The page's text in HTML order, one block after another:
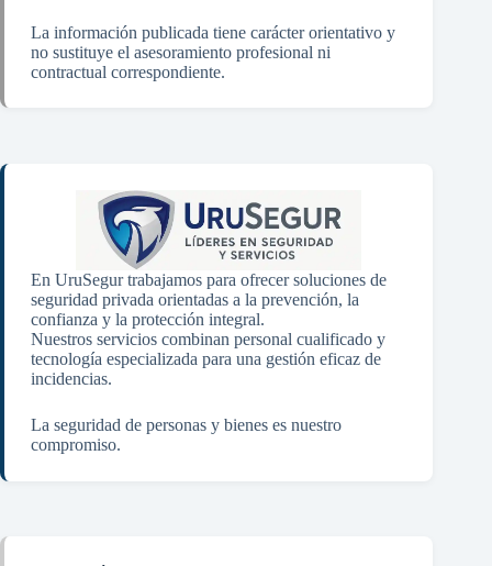
La información publicada tiene carácter orientativo y
no sustituye el asesoramiento profesional ni
contractual correspondiente.
En UruSegur trabajamos para ofrecer soluciones de
seguridad privada orientadas a la prevención, la
confianza y la protección integral.
Nuestros servicios combinan personal cualificado y
tecnología especializada para una gestión eficaz de
incidencias.
La seguridad de personas y bienes es nuestro
compromiso.